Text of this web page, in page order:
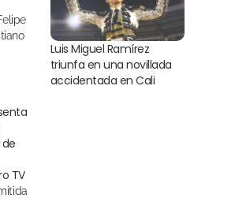
Luis Miguel Ramírez
triunfa en una novillada
accidentada en Cali
TV